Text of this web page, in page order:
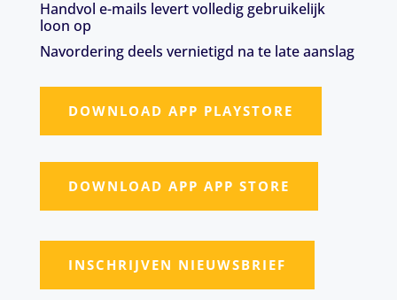
Handvol e-mails levert volledig gebruikelijk
loon op
Navordering deels vernietigd na te late aanslag
DOWNLOAD APP PLAYSTORE
DOWNLOAD APP APP STORE
INSCHRIJVEN NIEUWSBRIEF